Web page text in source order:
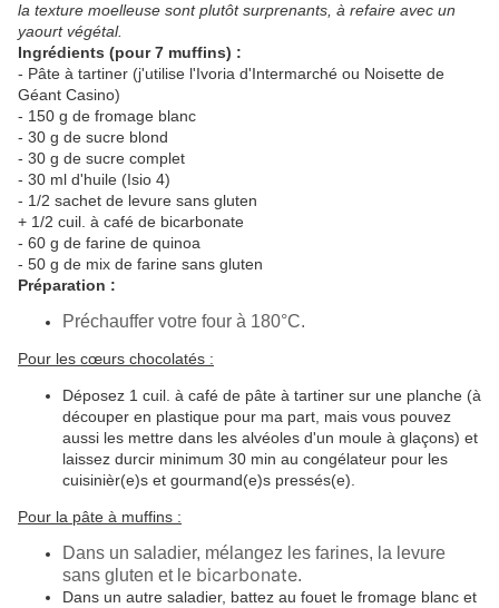
la texture moelleuse sont plutôt surprenants, à refaire avec un
yaourt végétal.
Ingrédients (pour 7 muffins) :
- Pâte à tartiner (j'utilise l'Ivoria d'Intermarché ou Noisette de
Géant Casino)
- 150 g de fromage blanc
- 30 g de sucre blond
- 30 g de sucre complet
- 30 ml d'huile (Isio 4)
- 1/2 sachet de levure sans gluten
+ 1/2 cuil. à café de bicarbonate
- 60 g de farine de quinoa
- 50 g de mix de farine sans gluten
Préparation :
Préchauffer votre four à 180°C.
Pour les cœurs chocolatés :
Déposez 1 cuil. à café de pâte à tartiner sur une planche (à
découper en plastique pour ma part, mais vous pouvez
aussi les mettre dans les alvéoles d'un moule à glaçons) et
laissez durcir minimum 30 min au congélateur pour les
cuisinièr(e)s et gourmand(e)s pressés(e).
Pour la pâte à muffins :
Dans un saladier, mélangez les farines, la levure
sans gluten et le bicarbonate.
Dans un autre saladier, battez au fouet le fromage blanc et